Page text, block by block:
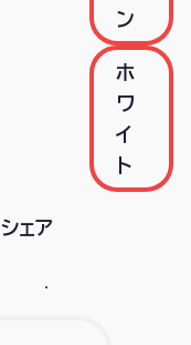
ン
ホ
ワ
イ
ト
シェア